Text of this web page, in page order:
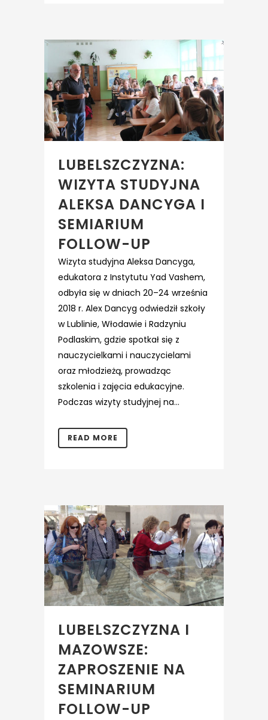
LUBELSZCZYZNA:
WIZYTA STUDYJNA
ALEKSA DANCYGA I
SEMIARIUM
FOLLOW-UP
Wizyta studyjna Aleksa Dancyga,
edukatora z Instytutu Yad Vashem,
odbyła się w dniach 20–24 września
2018 r. Alex Dancyg odwiedził szkoły
w Lublinie, Włodawie i Radzyniu
Podlaskim, gdzie spotkał się z
nauczycielkami i nauczycielami
oraz młodzieżą, prowadząc
szkolenia i zajęcia edukacyjne.
Podczas wizyty studyjnej na...
READ MORE
LUBELSZCZYZNA I
MAZOWSZE:
ZAPROSZENIE NA
SEMINARIUM
FOLLOW-UP